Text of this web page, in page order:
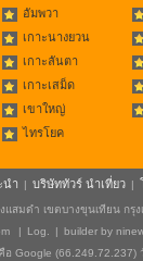
อัมพวา
เกาะนางยวน
เกาะลันตา
เกาะเสม็ด
เขาใหญ่
ไทรโยค
นำ | บริษัททัวร์ นำเที่ยว |
มดำ เขตบางขุนเทียน กรุ
| Log. | builder by
Google (66.249.72.237)